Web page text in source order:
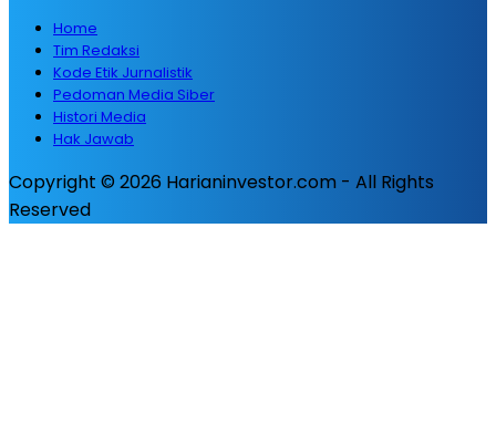
Home
Tim Redaksi
Kode Etik Jurnalistik
Pedoman Media Siber
Histori Media
Hak Jawab
Copyright © 2026 Harianinvestor.com - All Rights
Reserved